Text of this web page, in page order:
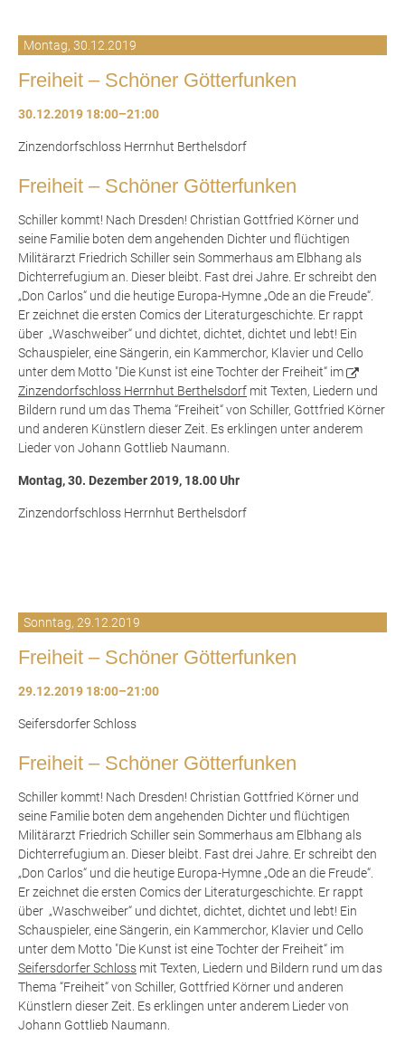
Montag, 30.12.2019
Freiheit – Schöner Götterfunken
30.12.2019 18:00–21:00
Zinzendorfschloss Herrnhut Berthelsdorf
Freiheit – Schöner Götterfunken
Schiller kommt! Nach Dresden! Christian Gottfried Körner und
seine Familie boten dem angehenden Dichter und flüchtigen
Militärarzt Friedrich Schiller sein Sommerhaus am Elbhang als
Dichterrefugium an. Dieser bleibt. Fast drei Jahre. Er schreibt den
„Don Carlos“ und die heutige Europa-Hymne „Ode an die Freude“.
Er zeichnet die ersten Comics der Literaturgeschichte. Er rappt
über „Waschweiber“ und dichtet, dichtet, dichtet und lebt! Ein
Schauspieler, eine Sängerin, ein Kammerchor, Klavier und Cello
unter dem Motto "Die Kunst ist eine Tochter der Freiheit“ im
Zinzendorfschloss Herrnhut Berthelsdorf mit Texten, Liedern und
Bildern rund um das Thema “Freiheit“ von Schiller, Gottfried Körner
und anderen Künstlern dieser Zeit. Es erklingen unter anderem
Lieder von Johann Gottlieb Naumann.
Montag, 30. Dezember 2019, 18.00 Uhr
Zinzendorfschloss Herrnhut Berthelsdorf
Sonntag, 29.12.2019
Freiheit – Schöner Götterfunken
29.12.2019 18:00–21:00
Seifersdorfer Schloss
Freiheit – Schöner Götterfunken
Schiller kommt! Nach Dresden! Christian Gottfried Körner und
seine Familie boten dem angehenden Dichter und flüchtigen
Militärarzt Friedrich Schiller sein Sommerhaus am Elbhang als
Dichterrefugium an. Dieser bleibt. Fast drei Jahre. Er schreibt den
„Don Carlos“ und die heutige Europa-Hymne „Ode an die Freude“.
Er zeichnet die ersten Comics der Literaturgeschichte. Er rappt
über „Waschweiber“ und dichtet, dichtet, dichtet und lebt! Ein
Schauspieler, eine Sängerin, ein Kammerchor, Klavier und Cello
unter dem Motto "Die Kunst ist eine Tochter der Freiheit“ im
Seifersdorfer Schloss mit Texten, Liedern und Bildern rund um das
Thema “Freiheit“ von Schiller, Gottfried Körner und anderen
Künstlern dieser Zeit. Es erklingen unter anderem Lieder von
Johann Gottlieb Naumann.